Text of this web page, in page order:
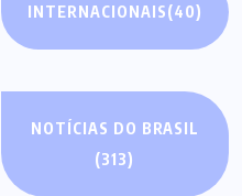
INTERNACIONAIS(40)
NOTÍCIAS DO BRASIL
(313)